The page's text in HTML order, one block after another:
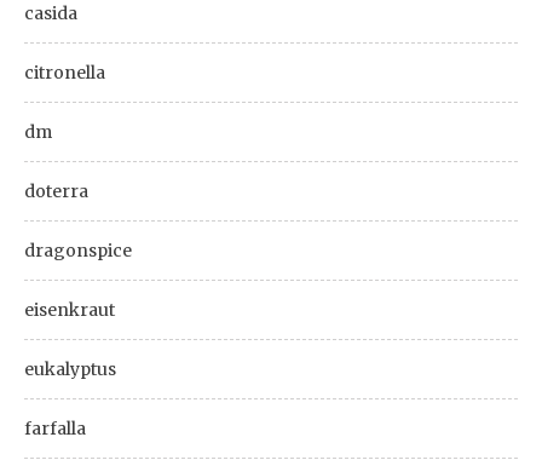
casida
citronella
dm
doterra
dragonspice
eisenkraut
eukalyptus
farfalla